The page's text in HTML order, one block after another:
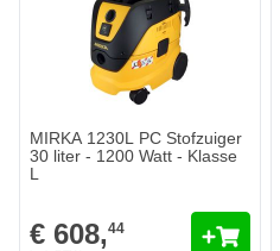
MIRKA 1230L PC Stofzuiger
30 liter - 1200 Watt - Klasse
L
€ 608,44